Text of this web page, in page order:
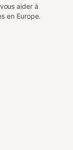
aider à
en Europe.